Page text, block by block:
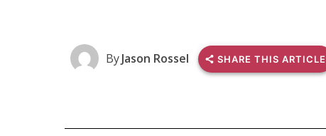
ByJason Rossel SHARE THIS ARTICLE